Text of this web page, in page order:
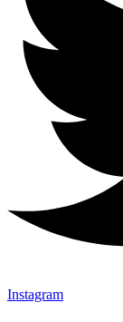
Instagram